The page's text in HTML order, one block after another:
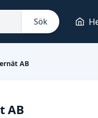
Sök
AB
AB